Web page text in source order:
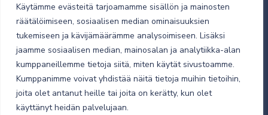
Käytämme evästeitä tarjoamamme sisällön ja mainosten
räätälöimiseen, sosiaalisen median ominaisuuksien
tukemiseen ja kävijämäärämme analysoimiseen. Lisäksi
jaamme sosiaalisen median, mainosalan ja analytiikka-alan
kumppaneillemme tietoja siitä, miten käytät sivustoamme.
Kumppanimme voivat yhdistää näitä tietoja muihin tietoihin,
joita olet antanut heille tai joita on kerätty, kun olet
käyttänyt heidän palvelujaan.
Toimitustavat ja -kulut
Verkkokaupan yleiset ehdot
Toimitusehdot
Tietosuojaseloste
Tietoturva